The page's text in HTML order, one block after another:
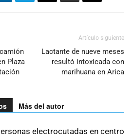
Plaza
Artículo siguiente
Lactante de nueve meses
resultó intoxicada con
marihuana en Arica
Más del autor
electrocutadas en centro